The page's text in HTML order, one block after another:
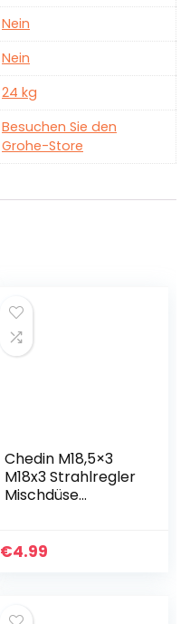
‎Nein
‎Nein
‎24 kg
Besuchen Sie den
Grohe-Store
Chedin M18,5×3
M18x3 Strahlregler
Mischdüse
Wasserhahn
€4.99